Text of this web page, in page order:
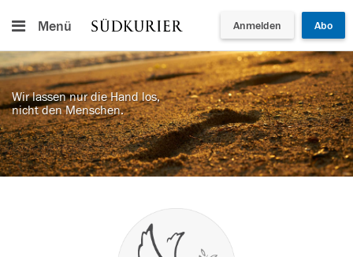
Menü Anmelden Abo
Wir lassen nur die Hand los,
nicht den Menschen.